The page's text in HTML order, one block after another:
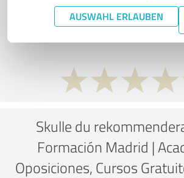
AUSWAHL ERLAUBEN
What do you think of
performance
Skulle du
Formación Madrid |
Oposiciones, Cursos